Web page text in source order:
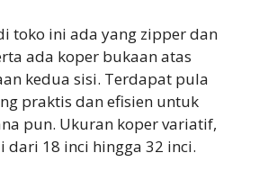
toko ini ada yang zipper dan
ada koper bukaan atas
kedua sisi. Terdapat pula
praktis dan efisien untuk
pun. Ukuran koper variatif,
dari 18 inci hingga 32 inci.